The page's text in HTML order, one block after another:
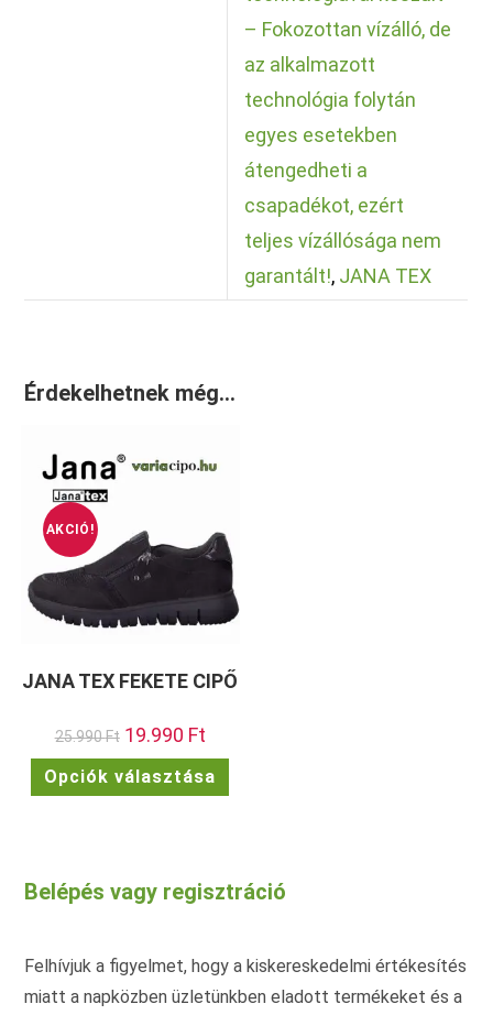
– Fokozottan vízálló, de
az alkalmazott
technológia folytán
egyes esetekben
átengedheti a
csapadékot, ezért
teljes vízállósága nem
garantált!, JANA TEX
Érdekelhetnek még…
AKCIÓ!
JANA TEX FEKETE CIPŐ
25.990Ft Original
price
was:
25.990 Ft.
19.990 FtCurrent
price
is:
19.990 Ft.
Opciók választása
terméknek
a
termékoldalon
Belépés vagy regisztráció
Felhívjuk a figyelmet, hogy a kiskereskedelmi értékesítés
miatt a napközben üzletünkben eladott termékeket és a